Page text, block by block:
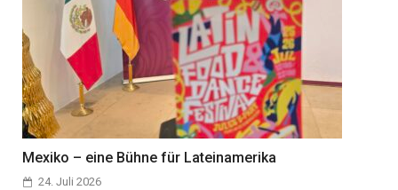
Mexiko – eine Bühne für Lateinamerika
24. Juli 2026